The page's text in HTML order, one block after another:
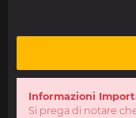
Informazioni
Si prega di notare